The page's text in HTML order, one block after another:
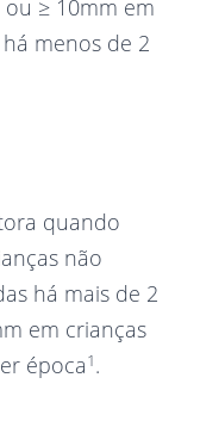
≥ 10mm em
menos de 2
quando
não
há mais de 2
em crianças
época1.